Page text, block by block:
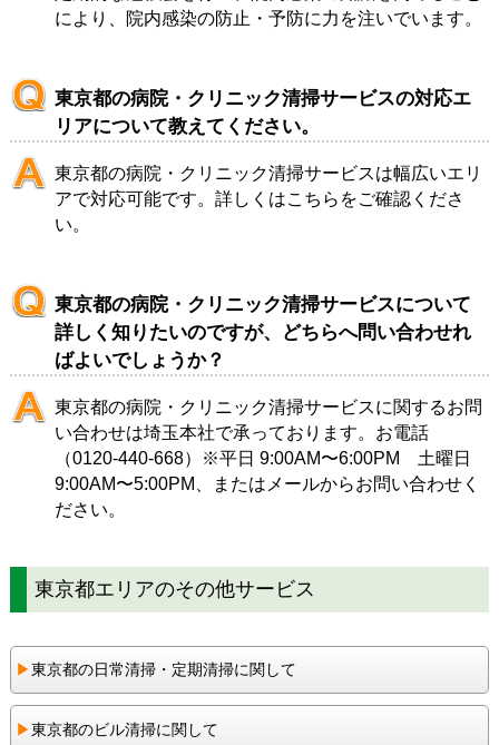
により、院内感染の防止・予防に力を注いでいます。
東京都の病院・クリニック清掃サービスの対応エ
リアについて教えてください。
東京都の病院・クリニック清掃サービスは幅広いエリ
アで対応可能です。詳しくはこちら をご確認くださ
い。
東京都の病院・クリニック清掃サービスについて
詳しく知りたいのですが、どちらへ問い合わせれ
ばよいでしょうか？
東京都の病院・クリニック清掃サービスに関するお問
い合わせは埼玉本社で承っております。お電話
（0120-440-668）※平日 9:00AM〜6:00PM 土曜日
9:00AM〜5:00PM、または メールからお問い合わせく
ださい。
東京都エリアのその他サービス
▶︎東京都の日常清掃・定期清掃に関して
▶︎東京都のビル清掃に関して